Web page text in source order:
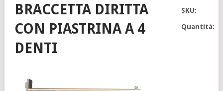
BRACCETTA DIRITTA
CON PIASTRINA A 4
DENTI
SKU:
Quantità: